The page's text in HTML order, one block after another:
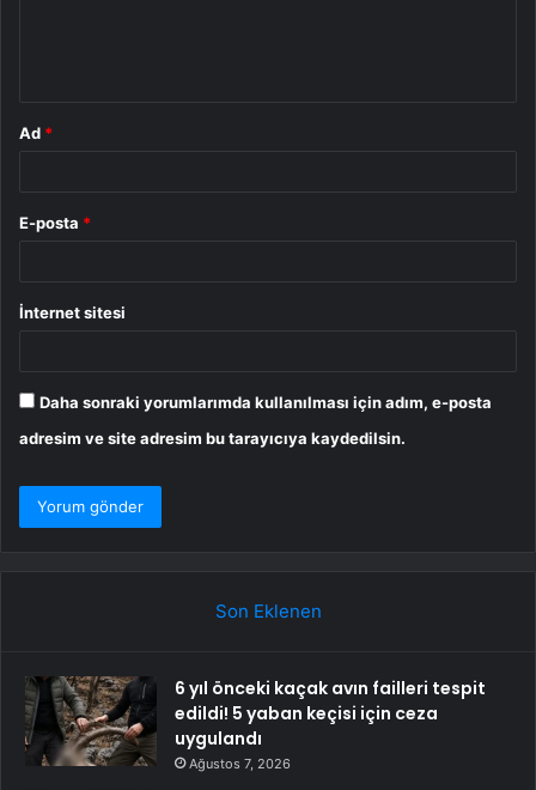
Ad *
E-posta *
İnternet sitesi
Daha sonraki yorumlarımda kullanılması için adım, e-posta
adresim ve site adresim bu tarayıcıya kaydedilsin.
Son Eklenen
6 yıl önceki kaçak avın failleri tespit
edildi! 5 yaban keçisi için ceza
uygulandı
Ağustos 7, 2026